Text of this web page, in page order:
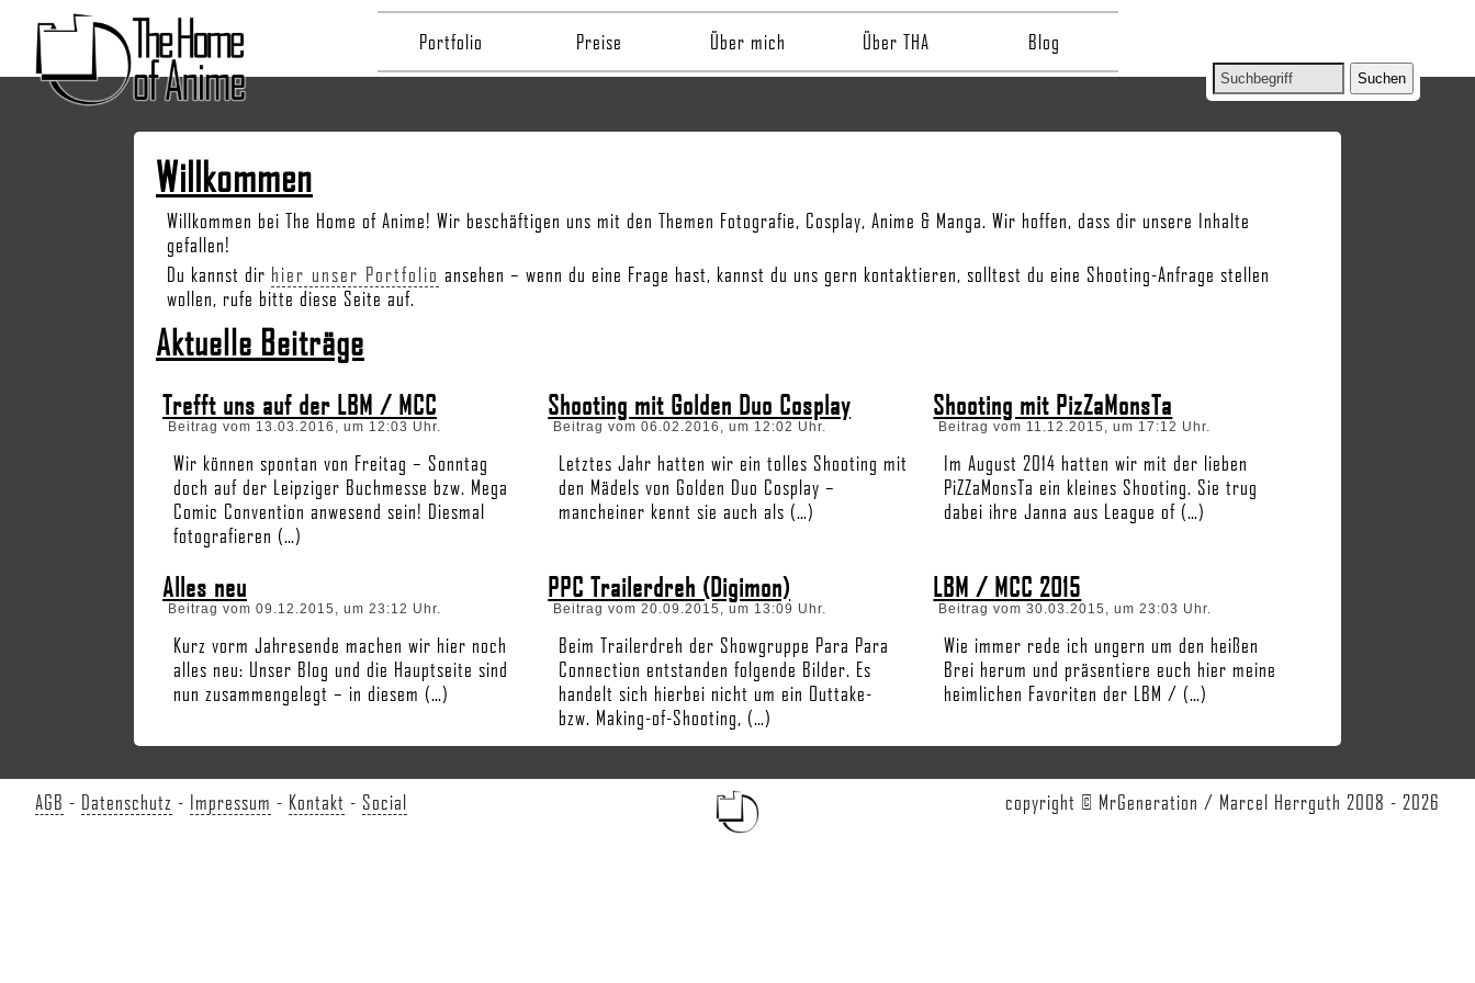
Portfolio Preise Über mich Über THA Blog
Willkommen
Willkommen bei The Home of Anime! Wir beschäftigen uns mit den Themen Fotografie, Cosplay, Anime & Manga. Wir hoffen, dass dir unsere Inhalte
gefallen!
Du kannst dir hier unser Portfolio ansehen – wenn du eine Frage hast, kannst du uns gern kontaktieren, solltest du eine Shooting-Anfrage stellen
wollen, rufe bitte diese Seite auf.
Aktuelle Beiträge
Trefft uns auf der LBM / MCC
Beitrag vom 13.03.2016, um 12:03 Uhr.
Wir können spontan von Freitag – Sonntag
doch auf der Leipziger Buchmesse bzw. Mega
Comic Convention anwesend sein! Diesmal
fotografieren (…)
Shooting mit Golden Duo Cosplay
Beitrag vom 06.02.2016, um 12:02 Uhr.
Letztes Jahr hatten wir ein tolles Shooting mit
den Mädels von Golden Duo Cosplay –
mancheiner kennt sie auch als (…)
Shooting mit PizZaMonsTa
Beitrag vom 11.12.2015, um 17:12 Uhr.
Im August 2014 hatten wir mit der lieben
PiZZaMonsTa ein kleines Shooting. Sie trug
dabei ihre Janna aus League of (…)
Alles neu
Beitrag vom 09.12.2015, um 23:12 Uhr.
Kurz vorm Jahresende machen wir hier noch
alles neu: Unser Blog und die Hauptseite sind
nun zusammengelegt – in diesem (…)
PPC Trailerdreh (Digimon)
Beitrag vom 20.09.2015, um 13:09 Uhr.
Beim Trailerdreh der Showgruppe Para Para
Connection entstanden folgende Bilder. Es
handelt sich hierbei nicht um ein Outtake-
bzw. Making-of-Shooting, (…)
LBM / MCC 2015
Beitrag vom 30.03.2015, um 23:03 Uhr.
Wie immer rede ich ungern um den heißen
Brei herum und präsentiere euch hier meine
heimlichen Favoriten der LBM / (…)
AGB - Datenschutz - Impressum - Kontakt - Social copyright © MrGeneration / Marcel Herrguth 2008 - 2026